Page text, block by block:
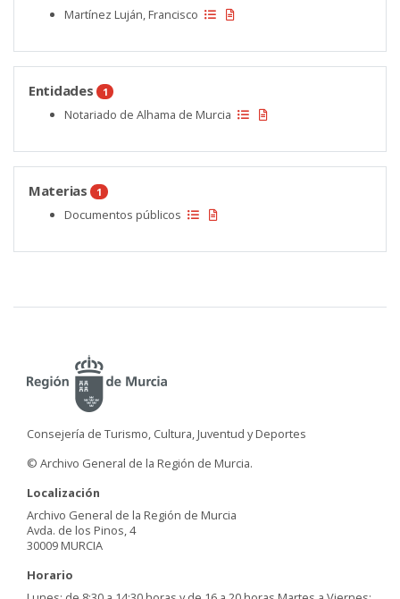
Martínez Luján, Francisco
Entidades 1
Notariado de Alhama de Murcia
Materias 1
Documentos públicos
Consejería de Turismo, Cultura, Juventud y Deportes
© Archivo General de la Región de Murcia.
Localización
Archivo General de la Región de Murcia
Avda. de los Pinos, 4
30009 MURCIA
Horario